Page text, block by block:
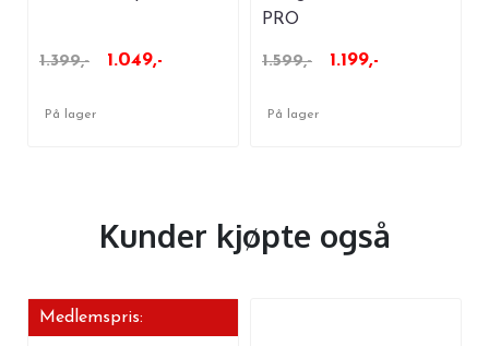
1.399,- 1.049,-
På lager
PRO
1.599,- 1.199,-
På lager
Kunder kjøpte også
Medlemspris: